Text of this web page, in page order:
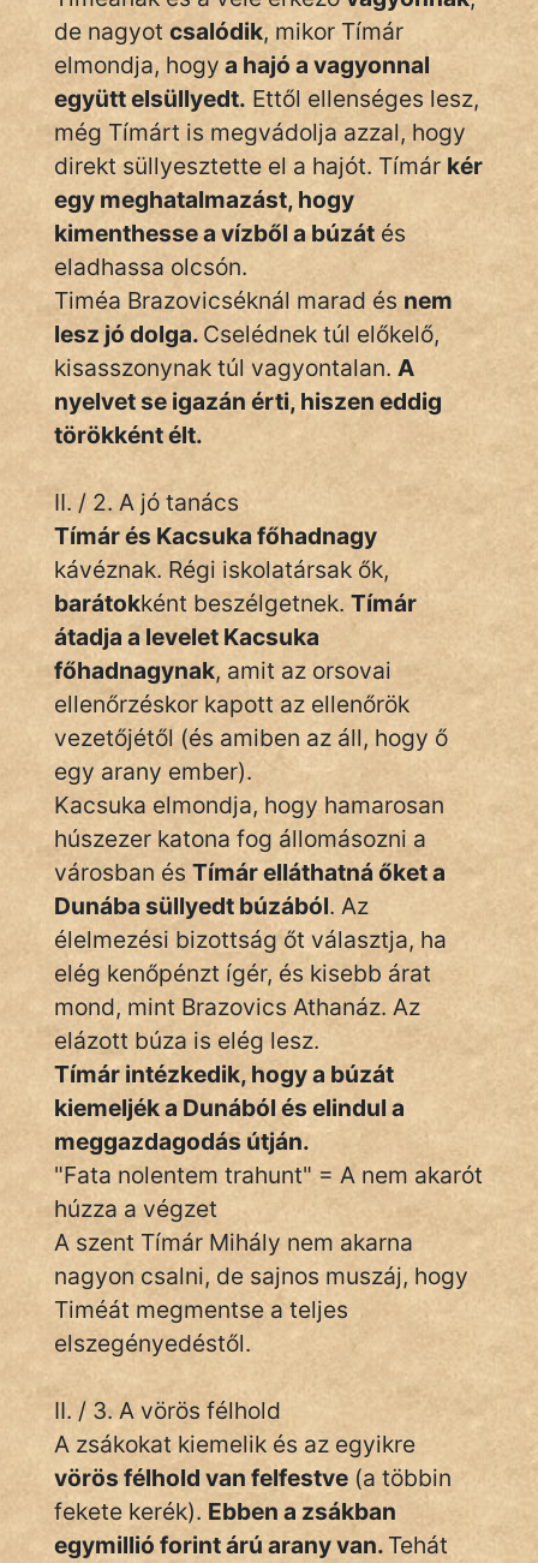
de nagyot csalódik, mikor Tímár
elmondja, hogy a hajó a vagyonnal
együtt elsüllyedt. Ettől ellenséges lesz,
még Tímárt is megvádolja azzal, hogy
direkt süllyesztette el a hajót. Tímár kér
egy meghatalmazást, hogy
kimenthesse a vízből a búzát és
eladhassa olcsón.
Timéa Brazovicséknál marad és nem
lesz jó dolga. Cselédnek túl előkelő,
kisasszonynak túl vagyontalan. A
nyelvet se igazán érti, hiszen eddig
törökként élt.
II. / 2. A jó tanács
Tímár és Kacsuka főhadnagy
kávéznak. Régi iskolatársak ők,
barátokként beszélgetnek. Tímár
átadja a levelet Kacsuka
főhadnagynak, amit az orsovai
ellenőrzéskor kapott az ellenőrök
vezetőjétől (és amiben az áll, hogy ő
egy arany ember).
Kacsuka elmondja, hogy hamarosan
húszezer katona fog állomásozni a
városban és Tímár elláthatná őket a
Dunába süllyedt búzából. Az
élelmezési bizottság őt választja, ha
elég kenőpénzt ígér, és kisebb árat
mond, mint Brazovics Athanáz. Az
elázott búza is elég lesz.
Tímár intézkedik, hogy a búzát
kiemeljék a Dunából és elindul a
meggazdagodás útján.
"Fata nolentem trahunt" = A nem akarót
húzza a végzet
A szent Tímár Mihály nem akarna
nagyon csalni, de sajnos muszáj, hogy
Timéát megmentse a teljes
elszegényedéstől.
II. / 3. A vörös félhold
A zsákokat kiemelik és az egyikre
vörös félhold van felfestve (a többin
fekete kerék). Ebben a zsákban
egymillió forint árú arany van. Tehát